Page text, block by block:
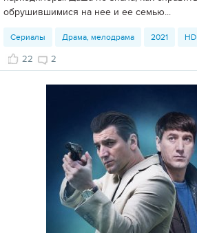
обрушившимися на нее и ее семью...
Сериалы Драма, мелодрама 2021 HD
22 2